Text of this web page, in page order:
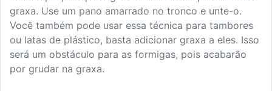
graxa. Use um pano amarrado no tronco e unte-o.
Você também pode usar essa técnica para tambores
ou latas de plástico, basta adicionar graxa a eles. Isso
será um obstáculo para as formigas, pois acabarão
por grudar na graxa.